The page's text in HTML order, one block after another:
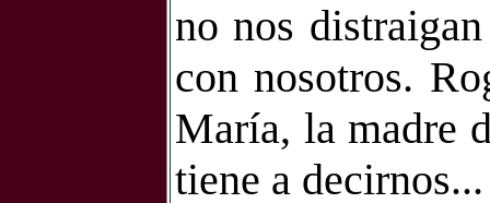
no nos
con nosotros.
María, la madre
tiene a decirnos...